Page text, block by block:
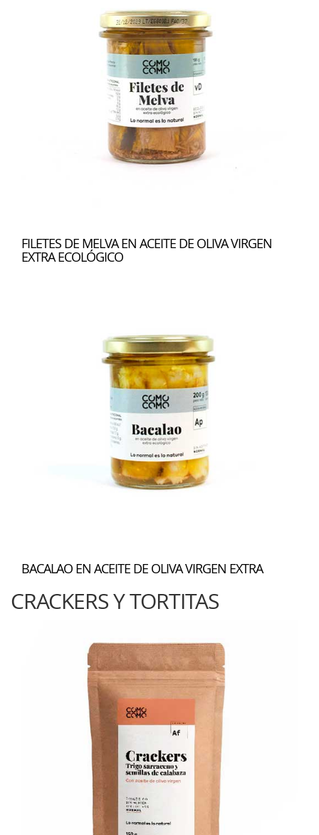
FILETES DE MELVA EN ACEITE DE OLIVA VIRGEN
EXTRA ECOLÓGICO
BACALAO EN ACEITE DE OLIVA VIRGEN EXTRA
CRACKERS Y TORTITAS